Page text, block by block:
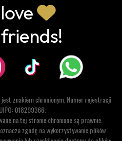
znakiem chronionym. Numer rejestracji
018299366.
na tej stronie chronione są prawnie.
zgodę na wykorzystywanie plików